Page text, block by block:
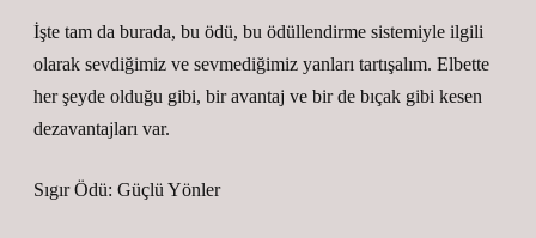
İşte tam da burada, bu ödü, bu ödüllendirme sistemiyle ilgili
olarak sevdiğimiz ve sevmediğimiz yanları tartışalım. Elbette
her şeyde olduğu gibi, bir avantaj ve bir de bıçak gibi kesen
dezavantajları var.
Sıgır Ödü: Güçlü Yönler